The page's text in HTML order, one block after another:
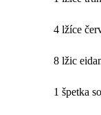
4 lžíce
8 lžic
1 špetka